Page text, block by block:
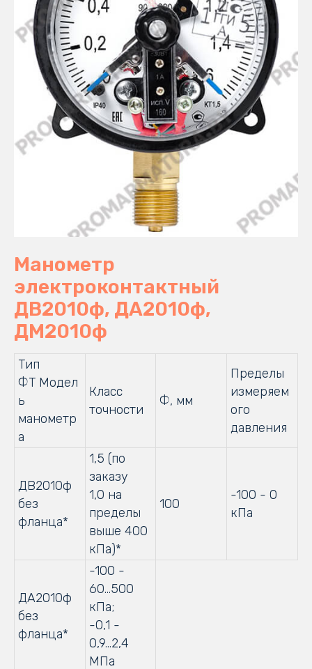
Манометр
электроконтактный
ДВ2010ф, ДА2010ф,
ДМ2010ф
Тип
ФТ Модел
ь
манометр
а
Класс
точности
Ф, мм
Пределы
измеряем
ого
давления
ДВ2010ф
без
фланца*
1,5 (по
заказу
1,0 на
пределы
выше 400
кПа)*
100
-100 - 0
кПа
ДА2010ф
без
фланца*
-100 -
60...500
кПа;
-0,1 -
0,9...2,4
МПа